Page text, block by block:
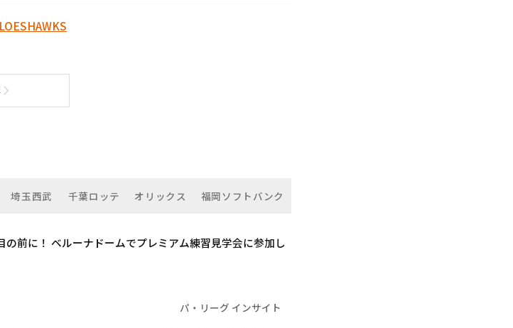
HAWKS
事へ
埼玉西武 千葉ロッテ オリックス 福岡ソフトバンク
の前に！ ベルーナドームでプレミアム練習見学会に参加し
パ・リーグ インサイト